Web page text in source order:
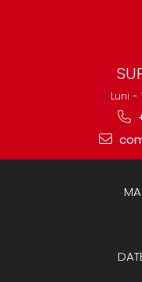
Luni -